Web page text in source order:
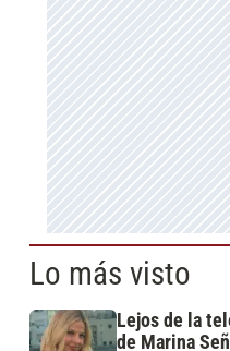
Lo más visto
Lejos de la
de Marina